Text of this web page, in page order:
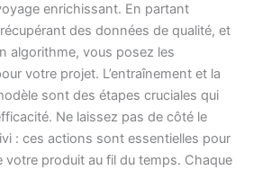
enrichissant. En partant
des données de qualité, et
algorithme, vous posez les
votre projet. L’entraînement et la
sont des étapes cruciales qui
Ne laissez pas de côté le
: ces actions sont essentielles pour
votre produit au fil du temps. Chaque